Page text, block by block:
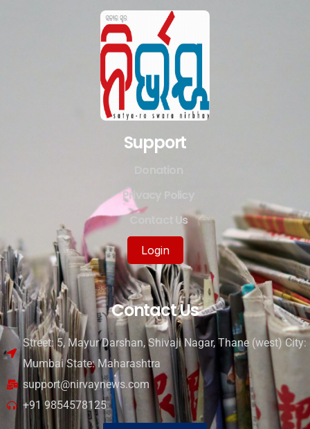
Support
Privacy Policy
Contact Us
Login
Contact Us
Street: 5, Mayur Darshan, Shivaji Nagar, Thane (west) City:
Mumbai State: Maharashtra
support@nirvaynews.com
+91 9854578125